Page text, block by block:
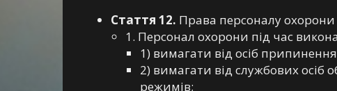
Стаття 12. Права персоналу охорони
1. Персонал охорони під час
1) вимагати від осіб
2) вимагати від службових осіб
режимів;